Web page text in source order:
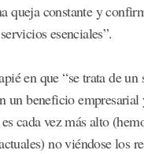
queja constante y
esenciales”.
en que “se trata de
un beneficio
cada vez más alto
no viéndose los